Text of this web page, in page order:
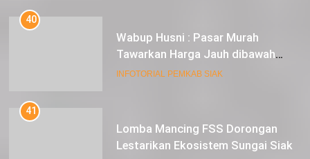
40
Wabup Husni : Pasar Murah
Tawarkan Harga Jauh dibawah
Pasar Tradisional
INFOTORIAL PEMKAB SIAK
41
Lomba Mancing FSS Dorongan
Lestarikan Ekosistem Sungai Siak